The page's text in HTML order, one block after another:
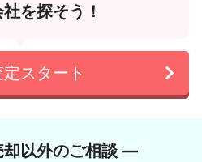
を探そう！
スタート
以外のご相談 ―